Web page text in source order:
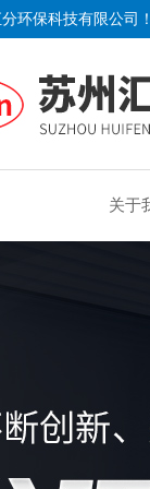
环保科技有限公司！
关于